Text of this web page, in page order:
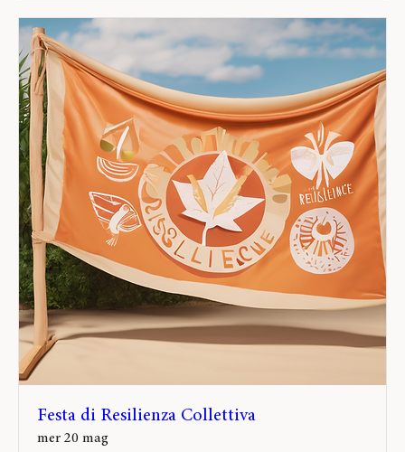
Festa di Resilienza Collettiva
mer 20 mag